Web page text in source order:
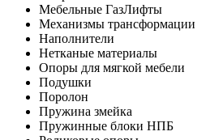
Мебельные ГазЛифты
Механизмы трансформации
Наполнители
Нетканые материалы
Опоры для мягкой мебели
Подушки
Поролон
Пружина змейка
Пружинные блоки НПБ